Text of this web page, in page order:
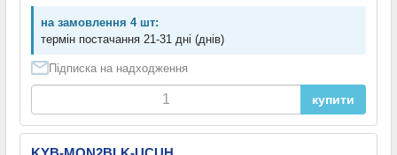
на замовлення 4 шт:
термін постачання 21-31 дні (днів)
Підписка на надходження
купити